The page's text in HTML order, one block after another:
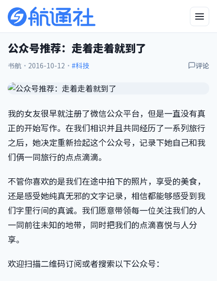
公众号推荐：走着走着就到了
书航 · 2016-10-12 · #科技 评论
我的女友很早就注册了微信公众平台，但是一直没有真
正的开始写作。在我们相识并且共同经历了一系列旅行
之后，她决定重新捡起这个公众号，记录下她自己和我
们俩一同旅行的点点滴滴。
不管你喜欢的是我们在途中拍下的照片，享受的美食，
还是感受她纯真无邪的文字记录，相信都能够感受到我
们字里行间的真诚。我们愿意带领每一位关注我们的人
一同前往未知的地带，同时把我们的点滴喜悦与人分
享。
欢迎扫描二维码订阅或者搜索以下公众号：